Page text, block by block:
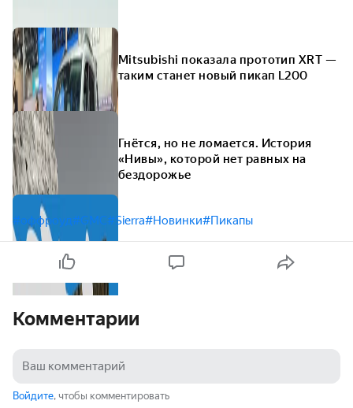
Mitsubishi показала прототип XRT —
таким станет новый пикап L200
Гнётся, но не ломается. История
«Нивы», которой нет равных на
бездорожье
#оффроуд#GMC#Sierra#Новинки#Пикапы
Комментарии
Войдите, чтобы комментировать